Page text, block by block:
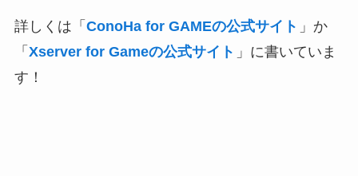
詳しくは「 ConoHa for GAMEの公式サイト 」か
「 Xserver for Gameの公式サイト 」に書いていま
す！